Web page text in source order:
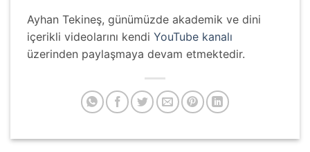
Ayhan Tekineş, günümüzde akademik ve dini
içerikli videolarını kendi YouTube kanalı
üzerinden paylaşmaya devam etmektedir.